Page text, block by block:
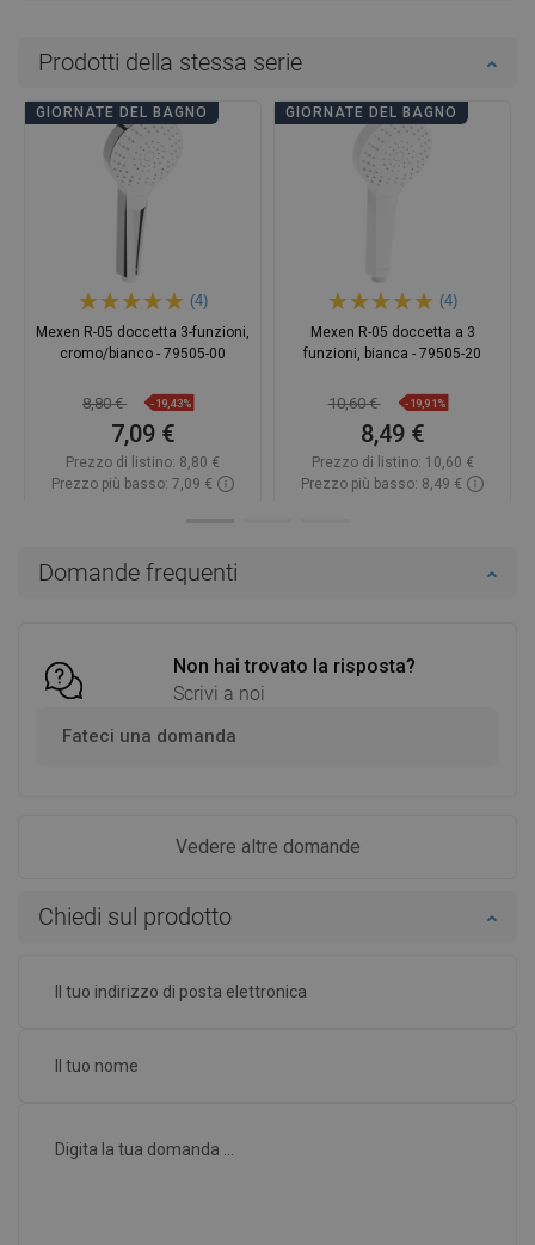
Domande frequenti
Non hai trovato la risposta?
Scrivi a noi
Fateci una domanda
Vedere altre domande
Chiedi sul prodotto
Prodotti della stessa serie
GIORNATE DEL BAGNO
(4)
Mexen R-05 doccetta 3-funzioni,
cromo/bianco - 79505-00
8,80 € -19,43%
7,09 €
Prezzo di listino: 8,80 €
Prezzo più basso: 7,09 €
GIORNATE DEL BAGNO
(4)
Mexen R-05 doccetta a 3
funzioni, bianca - 79505-20
10,60 € -19,91%
8,49 €
Prezzo di listino: 10,60 €
Prezzo più basso: 8,49 €